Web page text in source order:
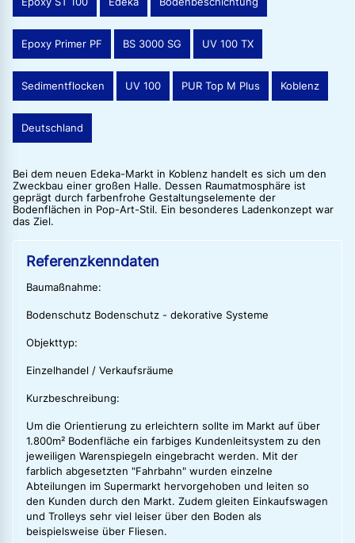
Epoxy Primer PF BS 3000 SG UV 100 TX
Sedimentflocken UV 100 PUR Top M Plus Koblenz
Deutschland
Bei dem neuen Edeka-Markt in Koblenz handelt es sich um den
Zweckbau einer großen Halle. Dessen Raumatmosphäre ist
geprägt durch farbenfrohe Gestaltungselemente der
Bodenflächen in Pop-Art-Stil. Ein besonderes Ladenkonzept war
das Ziel.
Referenzkenndaten
Baumaßnahme:
Bodenschutz Bodenschutz - dekorative Systeme
Objekttyp:
Einzelhandel / Verkaufsräume
Kurzbeschreibung:
Um die Orientierung zu erleichtern sollte im Markt auf über
1.800m² Bodenfläche ein farbiges Kundenleitsystem zu den
jeweiligen Warenspiegeln eingebracht werden. Mit der
farblich abgesetzten "Fahrbahn" wurden einzelne
Abteilungen im Supermarkt hervorgehoben und leiten so
den Kunden durch den Markt. Zudem gleiten Einkaufswagen
und Trolleys sehr viel leiser über den Boden als
beispielsweise über Fliesen.